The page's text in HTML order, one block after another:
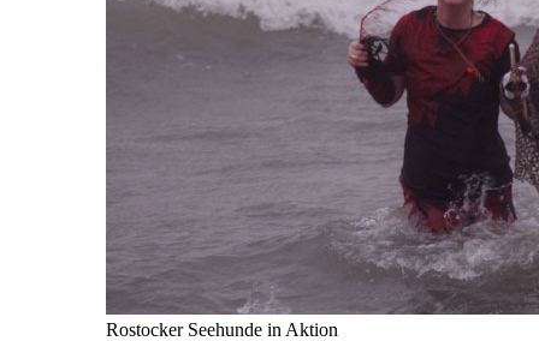
Rostocker Seehunde in Aktion